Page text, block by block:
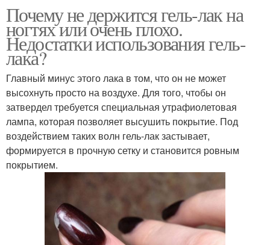
Почему не держится гель-лак на
ногтях или очень плохо.
Недостатки использования гель-
лака?
Главный минус этого лака в том, что он не может
высохнуть просто на воздухе. Для того, чтобы он
затвердел требуется специальная утрафиолетовая
лампа, которая позволяет высушить покрытие. Под
воздействием таких волн гель-лак застывает,
формируется в прочную сетку и становится ровным
покрытием.